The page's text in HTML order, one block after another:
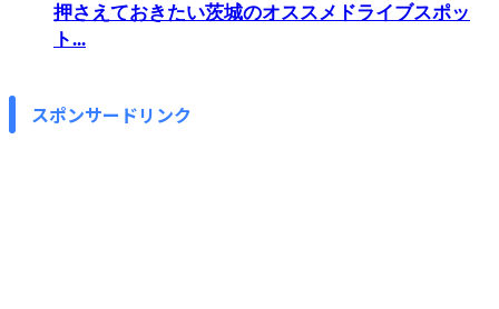
押さえておきたい茨城のオススメドライブスポッ
ト...
スポンサードリンク